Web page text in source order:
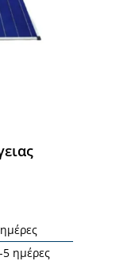
ημέρες